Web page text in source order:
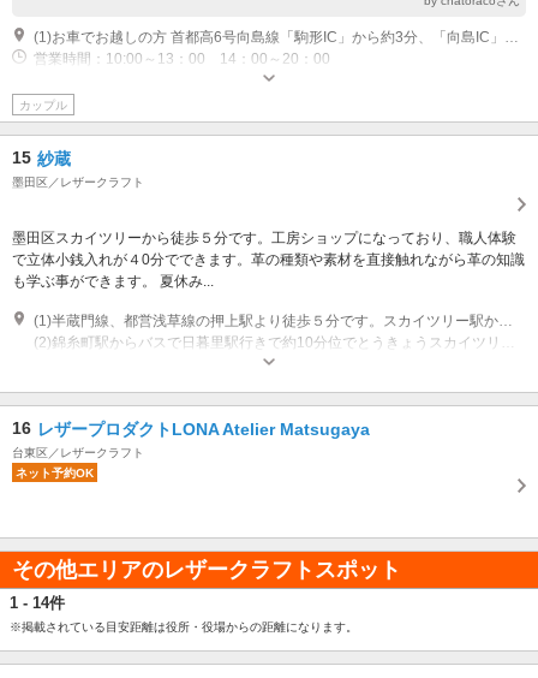
(1)お車でお越しの方 首都高6号向島線「駒形IC」から約3分、「向島IC」から約8分 交通機関をご利用の方 東京メトロ銀座線「浅草駅」、都営浅草線「本所吾妻橋駅」より徒歩約4分
営業時間：10:00～13：00 14：00～20：00
カップル
15 紗蔵
墨田区／レザークラフト
墨田区スカイツリーから徒歩５分です。工房ショップになっており、職人体験
で立体小銭入れが４0分でできます。革の種類や素材を直接触れながら革の知識
も学ぶ事ができます。 夏休み...
(1)半蔵門線、都営浅草線の押上駅より徒歩５分です。スカイツリー駅から徒歩３分になります。
営業時間：11:00~17:00 休業日：土日祝日水曜日定休（不定休）
16 レザープロダクトLONA Atelier Matsugaya
台東区／レザークラフト
ネット予約OK
その他エリアのレザークラフトスポット
1 - 14件
※掲載されている目安距離は役所・役場からの距離になります。